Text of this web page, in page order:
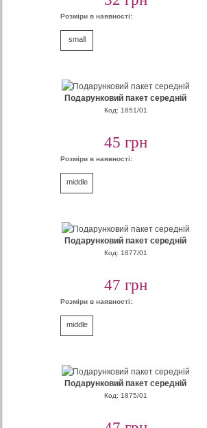
Розміри в наявності:
small
Подарунковий пакет середній
Код: 1851/01
45 грн
Розміри в наявності:
middle
Подарунковий пакет середній
Код: 1877/01
47 грн
Розміри в наявності:
middle
Подарунковий пакет середній
Код: 1875/01